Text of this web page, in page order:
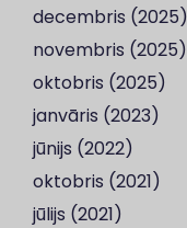
decembris (2025)
novembris (2025)
oktobris (2025)
janvāris (2023)
jūnijs (2022)
oktobris (2021)
jūlijs (2021)